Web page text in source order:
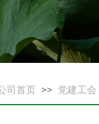
司首页 >> 党建工会